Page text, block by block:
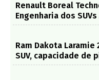
Renault Boreal
Engenharia dos
Ram Dakota
SUV, capacidade de